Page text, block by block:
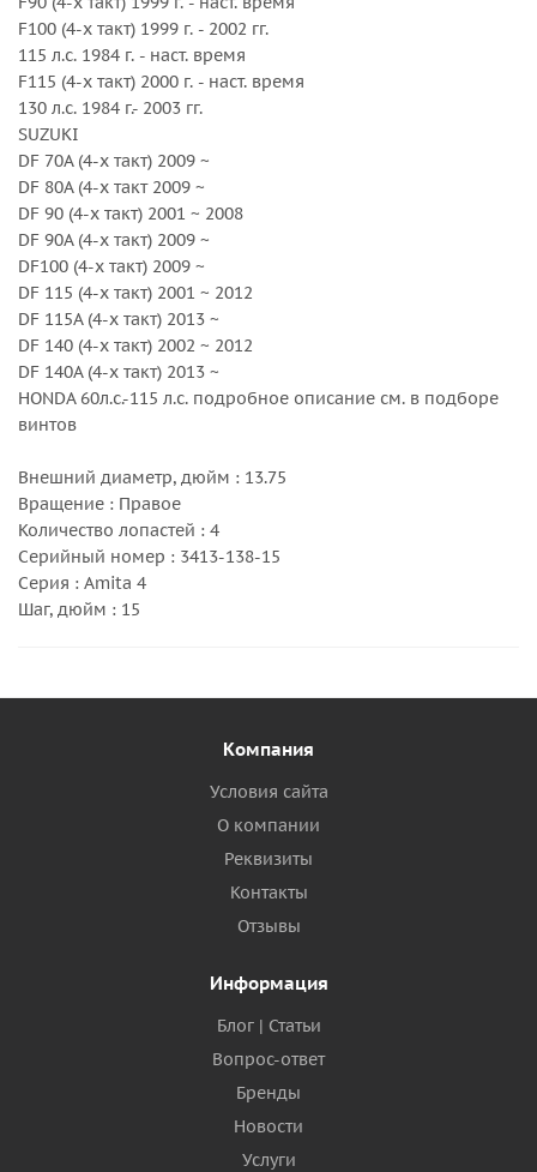
F100 (4-х такт) 1999 г. - 2002 гг.
115 л.с. 1984 г. - наст. время
F115 (4-х такт) 2000 г. - наст. время
130 л.с. 1984 г.- 2003 гг.
SUZUKI
DF 70A (4-х такт) 2009 ~
DF 80A (4-х такт 2009 ~
DF 90 (4-х такт) 2001 ~ 2008
DF 90A (4-х такт) 2009 ~
DF100 (4-х такт) 2009 ~
DF 115 (4-х такт) 2001 ~ 2012
DF 115A (4-х такт) 2013 ~
DF 140 (4-х такт) 2002 ~ 2012
DF 140A (4-х такт) 2013 ~
HONDA 60л.с.-115 л.с. подробное описание см. в подборе
винтов
Внешний диаметр, дюйм : 13.75
Вращение : Правое
Количество лопастей : 4
Серийный номер : 3413-138-15
Серия : Amita 4
Шаг, дюйм : 15
Компания
Условия сайта
О компании
Реквизиты
Контакты
Отзывы
Информация
Блог | Статьи
Вопрос-ответ
Бренды
Новости
Услуги